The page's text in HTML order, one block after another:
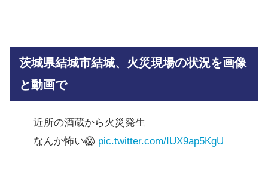
茨城県結城市結城、火災現場の状況を画像
と動画で
近所の酒蔵から火災発生
なんか怖い😱 pic.twitter.com/IUX9ap5KgU